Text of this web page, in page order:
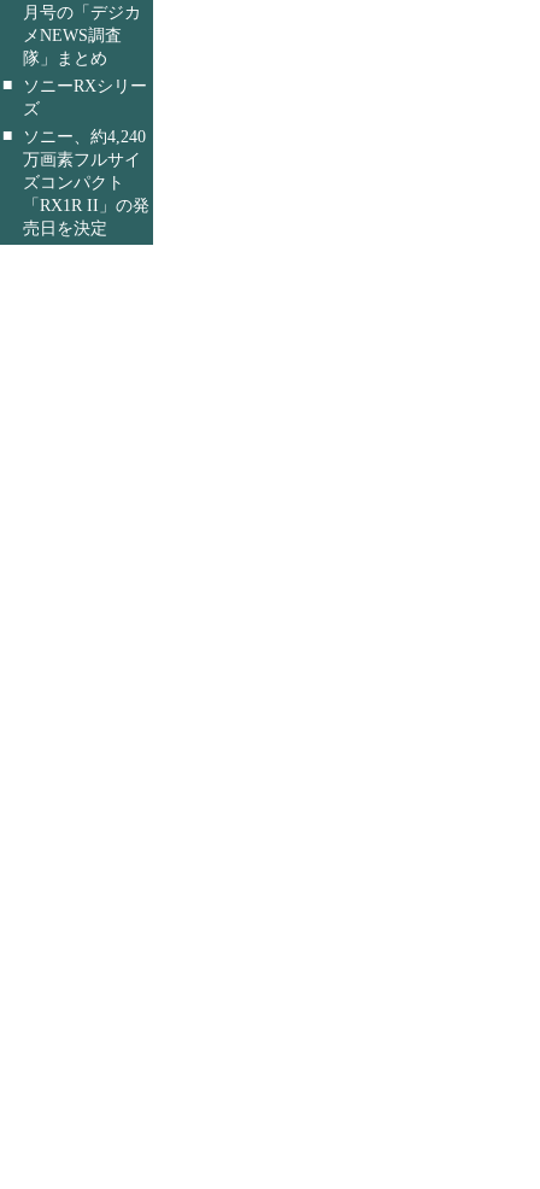
月号の「デジカ
メNEWS調査
隊」まとめ
■
ソニーRXシリー
ズ
■
ソニー、約4,240
万画素フルサイ
ズコンパクト
「RX1R II」の発
売日を決定